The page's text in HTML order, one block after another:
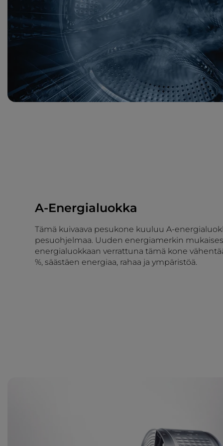
A-Energialuokka
Tämä kuivaava pesukone kuuluu A-
pesuohjelmaa. Uuden energiamerkin
energialuokkaan verrattuna tämä kone
%, säästäen energiaa, rahaa ja ympäristöä.